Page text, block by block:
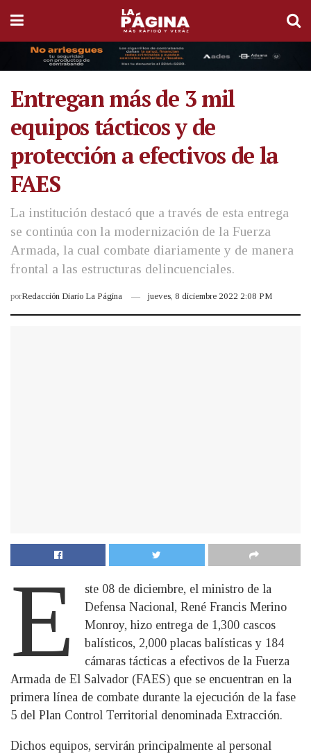
Entregan más de 3 mil
equipos tácticos y de
protección a efectivos de la
FAES
La institución destacó que a través de esta entrega
se continúa con la modernización de la Fuerza
Armada, la cual combate diariamente y de manera
frontal a las estructuras delincuenciales.
porRedacción Diario La Página jueves, 8 diciembre 2022 2:08 PM
E
ste 08 de diciembre, el ministro de la
Defensa Nacional, René Francis Merino
Monroy, hizo entrega de 1,300 cascos
balísticos, 2,000 placas balísticas y 184
cámaras tácticas a efectivos de la Fuerza
Armada de El Salvador (FAES) que se encuentran en la
primera línea de combate durante la ejecución de la fase
5 del Plan Control Territorial denominada Extracción.
Dichos equipos, servirán principalmente al personal